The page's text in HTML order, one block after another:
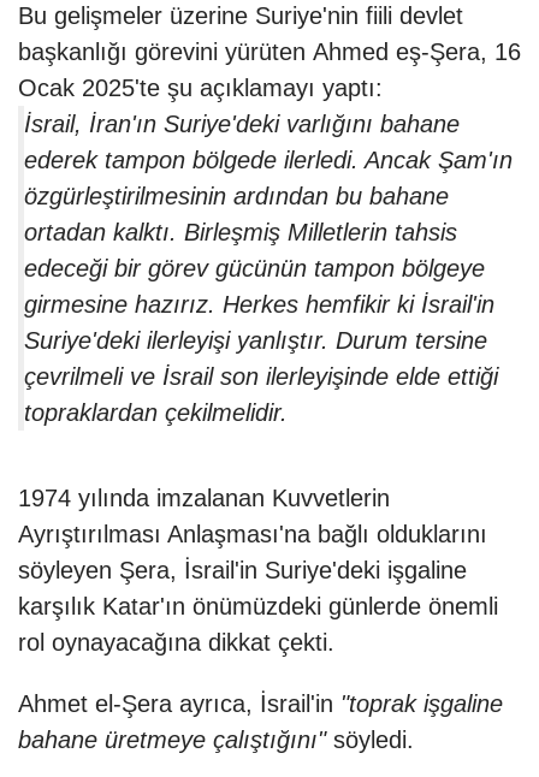
Bu gelişmeler üzerine Suriye'nin fiili devlet
başkanlığı görevini yürüten Ahmed eş-Şera, 16
Ocak 2025'te şu açıklamayı yaptı:
İsrail, İran'ın Suriye'deki varlığını bahane
ederek tampon bölgede ilerledi. Ancak Şam'ın
özgürleştirilmesinin ardından bu bahane
ortadan kalktı. Birleşmiş Milletlerin tahsis
edeceği bir görev gücünün tampon bölgeye
girmesine hazırız. Herkes hemfikir ki İsrail'in
Suriye'deki ilerleyişi yanlıştır. Durum tersine
çevrilmeli ve İsrail son ilerleyişinde elde ettiği
topraklardan çekilmelidir.
1974 yılında imzalanan Kuvvetlerin
Ayrıştırılması Anlaşması'na bağlı olduklarını
söyleyen Şera, İsrail'in Suriye'deki işgaline
karşılık Katar'ın önümüzdeki günlerde önemli
rol oynayacağına dikkat çekti.
Ahmet el-Şera ayrıca, İsrail'in "toprak işgaline
bahane üretmeye çalıştığını" söyledi.